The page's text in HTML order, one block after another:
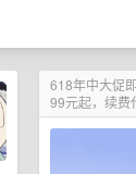
618年中大促
99元起，续费